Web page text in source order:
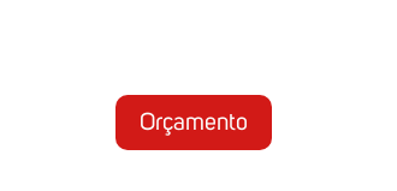
Orçamento